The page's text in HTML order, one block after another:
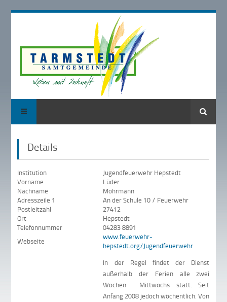
Suche
Details
Institution
Jugendfeuerwehr Hepstedt
Vorname
Lüder
Nachname
Mohrmann
Adresszeile 1
An der Schule 10 / Feuerwehr
Postleitzahl
27412
Ort
Hepstedt
Telefonnummer
04283 8891
Webseite
www.feuerwehr-
hepstedt.org/Jugendfeuerwehr
In der Regel findet der Dienst
außerhalb der Ferien alle zwei
Wochen Mittwochs statt. Seit
Anfang 2008 jedoch wöchentlich. Von